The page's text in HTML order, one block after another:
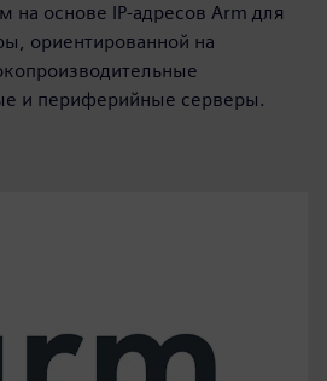
на основе IP-адресов Arm для
ориентированной на
и периферийные серверы.